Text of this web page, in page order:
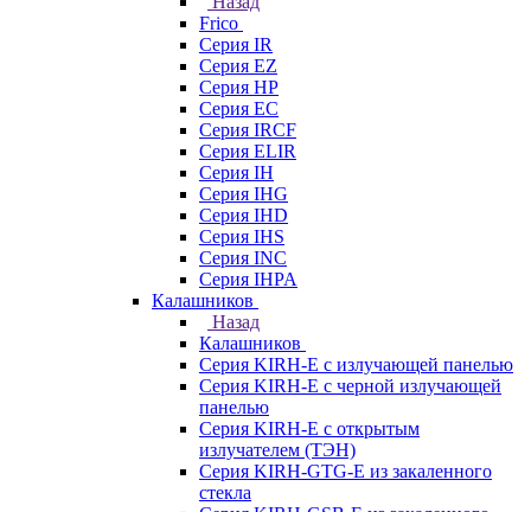
Frico
Серия IR
Серия EZ
Серия HP
Серия EC
Серия IRCF
Серия ELIR
Серия IH
Серия IHG
Серия IHD
Серия IHS
Серия INC
Серия IHPA
Калашников
Назад
Калашников
Серия KIRH-E с излучающей панелью
Серия KIRH-E с черной излучающей
панелью
Серия KIRH-E с открытым
излучателем (ТЭН)
Серия KIRH-GTG-E из закаленного
стекла